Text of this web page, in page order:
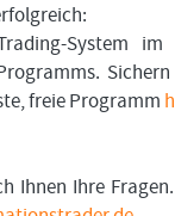
System im
freie Programm
Ihnen Ihre